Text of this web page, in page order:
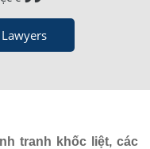
tranh khốc liệt, các